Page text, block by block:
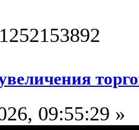
09:55:29 »